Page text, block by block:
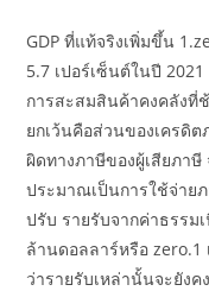
GDP ที่แท้จริงเพิ่มขึ้น
5.7 เปอร์เซ็นต์ในปี
การสะสมสินค้าคงคลังที่
ยกเว้นคือส่วนของเครดิ
ผิดทางภาษีของผู้เสียภา
ประมาณเป็นการใช้จ่าย
ปรับ รายรับจากค่าธรร
ล้านดอลลาร์หรือ zero.1
ว่ารายรับเหล่านั้นจะยังค